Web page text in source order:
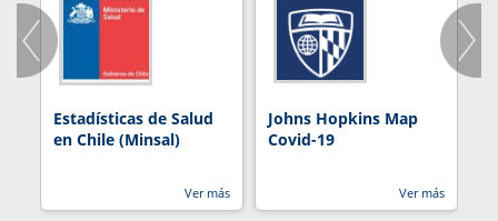
Estadísticas de Salud
en Chile (Minsal)
Ver más
Johns Hopkins Map
Covid-19
Ver más